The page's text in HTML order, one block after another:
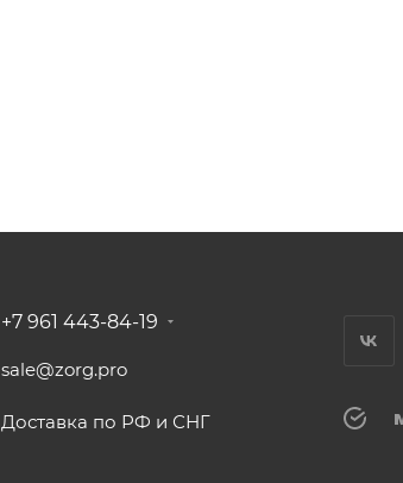
+7 961 443-84-19
sale@zorg.pro
Доставка по РФ и СНГ